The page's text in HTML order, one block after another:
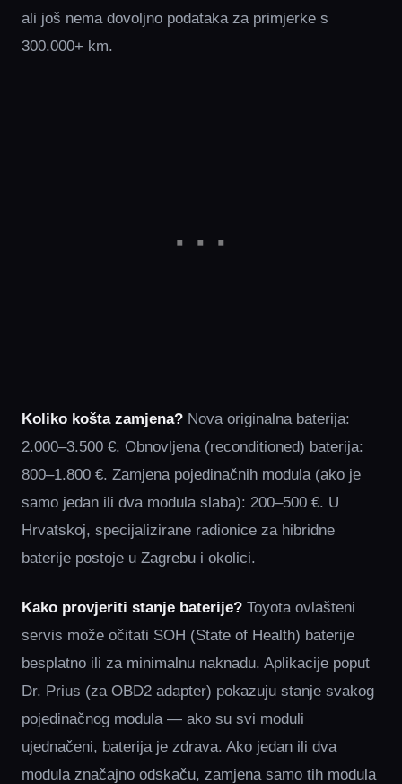
ali još nema dovoljno podataka za primjerke s
300.000+ km.
Koliko košta zamjena? Nova originalna baterija:
2.000–3.500 €. Obnovljena (reconditioned) baterija:
800–1.800 €. Zamjena pojedinačnih modula (ako je
samo jedan ili dva modula slaba): 200–500 €. U
Hrvatskoj, specijalizirane radionice za hibridne
baterije postoje u Zagrebu i okolici.
Kako provjeriti stanje baterije? Toyota ovlašteni
servis može očitati SOH (State of Health) baterije
besplatno ili za minimalnu naknadu. Aplikacije poput
Dr. Prius (za OBD2 adapter) pokazuju stanje svakog
pojedinačnog modula — ako su svi moduli
ujednačeni, baterija je zdrava. Ako jedan ili dva
modula značajno odskaču, zamjena samo tih modula